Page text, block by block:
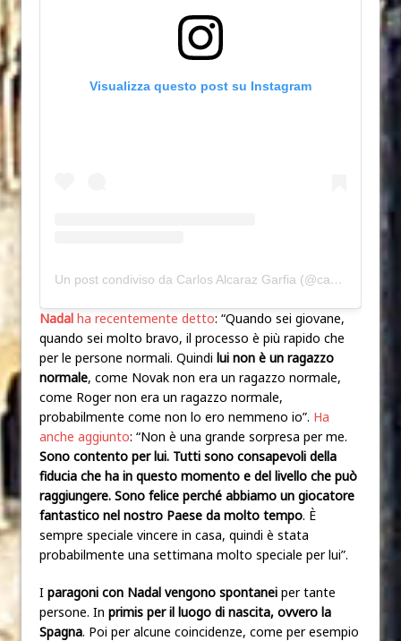
Visualizza questo post su Instagram
Un post condiviso da Carlos Alcaraz Garfia (@carlitosalcarazz)
Nadal ha recentemente detto: “Quando sei giovane,
quando sei molto bravo, il processo è più rapido che
per le persone normali. Quindi lui non è un ragazzo
normale, come Novak non era un ragazzo normale,
come Roger non era un ragazzo normale,
probabilmente come non lo ero nemmeno io”. Ha
anche aggiunto: “Non è una grande sorpresa per me.
Sono contento per lui. Tutti sono consapevoli della
fiducia che ha in questo momento e del livello che può
raggiungere. Sono felice perché abbiamo un giocatore
fantastico nel nostro Paese da molto tempo. È
sempre speciale vincere in casa, quindi è stata
probabilmente una settimana molto speciale per lui”.
I paragoni con Nadal vengono spontanei per tante
persone. In primis per il luogo di nascita, ovvero la
Spagna. Poi per alcune coincidenze, come per esempio